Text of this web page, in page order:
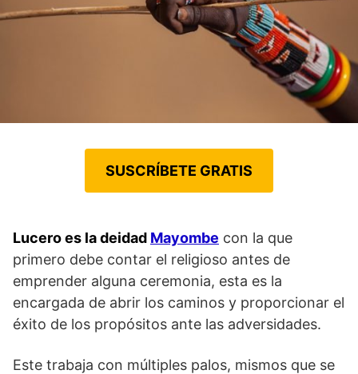
SUSCRÍBETE GRATIS
Lucero es la deidad Mayombe con la que
primero debe contar el religioso antes de
emprender alguna ceremonia, esta es la
encargada de abrir los caminos y proporcionar el
éxito de los propósitos ante las adversidades.
Este trabaja con múltiples palos, mismos que se